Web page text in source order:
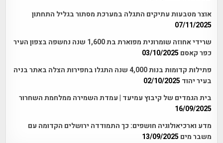
אוצר מטבעות עתיקים התגלה במערכת מסתור בגליל התחתון
07/11/2025
שרידי אחוזה שומרונית מפוארת בת 1,600 שנה נחשפה בצפון העיר
כפר קאסם 03/10/2025
פתילות קדומות בנות 4,000 שנה התגלו בחפירות הצלה באתר בניה
בעיר יהוד 02/10/2025
בית הגמדים של קיבוץ עמיעד | עמדת השמירה ממלחמת השחרור
16/09/2025
מדע וארכיאולוגיה חושפים: כך התמודדה ירושלים הקדומה עם
משבר מים 13/09/2025